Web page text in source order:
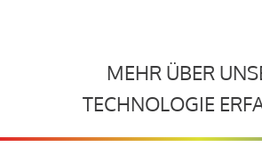
MEHR ÜBER
TECHNOLOGIE